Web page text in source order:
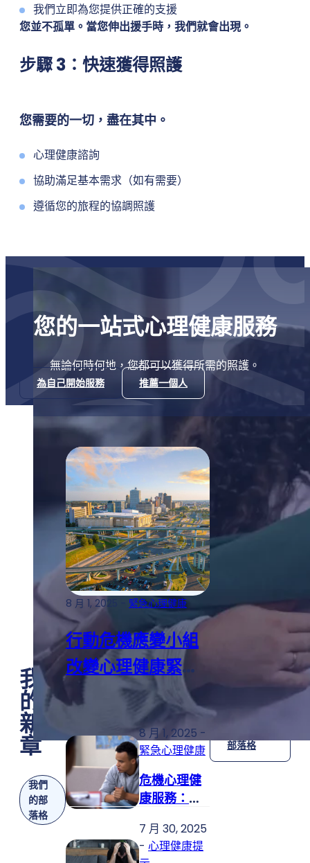
我們立即為您提供正確的支援
您並不孤單。當您伸出援手時，我們就會出現。
步驟 3：快速獲得照護
您需要的一切，盡在其中。
心理健康諮詢
協助滿足基本需求（如有需要）
遵循您的旅程的協調照護
您的一站式心理健康服務
無論何時何地，您都可以獲得所需的照護。
為自己開始服務 推薦一個人
我們
的最
新文
章
我們
的部
落格
8 月 1, 2025 - 緊急心理健康
行動危機應變小組
改變心理健康緊急
8 月 1, 2025 -
緊急心理健康
危機心理健
康服務：在
時候尋找幫
助
7 月 30, 2025
- 心理健康提
部落格